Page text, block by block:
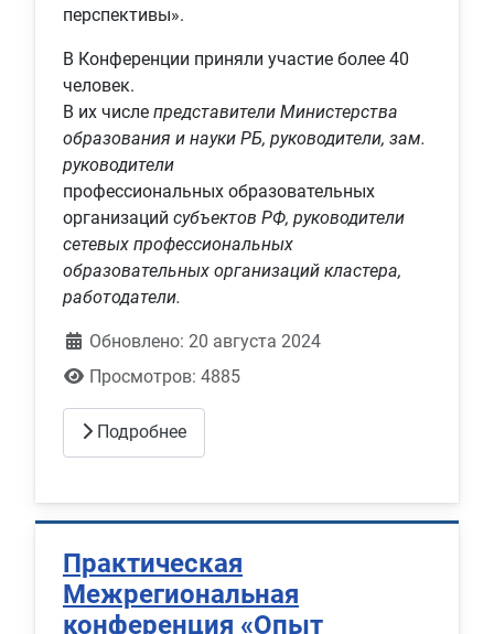
перспективы».
В Конференции приняли участие более 40
человек.
В их числе представители Министерства
образования и науки РБ, руководители, зам.
руководители
профессиональных образовательных
организаций субъектов РФ, руководители
сетевых профессиональных
образовательных организаций кластера,
работодатели.
Обновлено: 20 августа 2024
Просмотров: 4885
Подробнее
Практическая
Межрегиональная
конференция «Опыт